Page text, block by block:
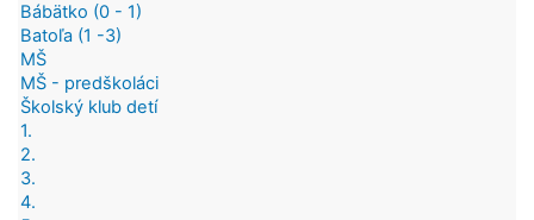
Bábätko (0 - 1)
Batoľa (1 -3)
MŠ
MŠ - predškoláci
Školský klub detí
1.
2.
3.
4.